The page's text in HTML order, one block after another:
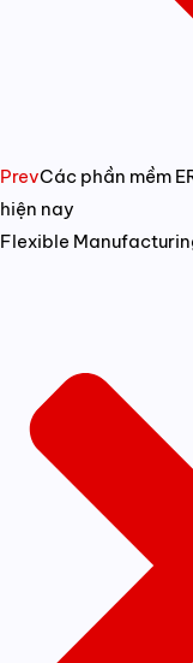
PrevCác phần mềm
hiện nay
Flexible